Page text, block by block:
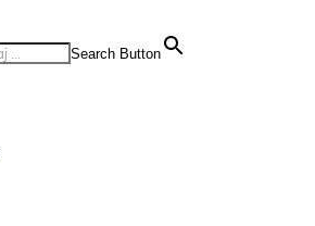
Search Button